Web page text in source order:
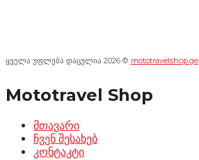
ყველა უფლება დაცულია 2026 © mototravelshop.ge
Mototravel Shop
მთავარი
ჩვენ შესახებ
კონტაკტი